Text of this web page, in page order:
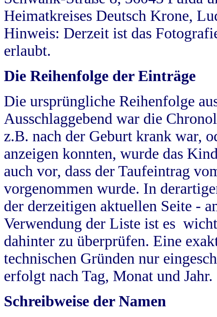
Heimatkreises Deutsch Krone,
Hinweis: Derzeit ist das
erlaubt.
Die Reihenfolge der Einträge
Die ursprüngliche Reihenfolge
Ausschlaggebend war die
z.B. nach der Geburt krank war,
anzeigen konnten, wurde das
auch vor, dass der Taufeintrag
vorgenommen wurde. In
der derzeitigen aktuellen Seite -
Verwendung der Liste ist es
dahinter zu überprüfen. Eine
technischen Gründen nur
erfolgt nach Tag, Monat und Jahr.
Schreibweise der Namen